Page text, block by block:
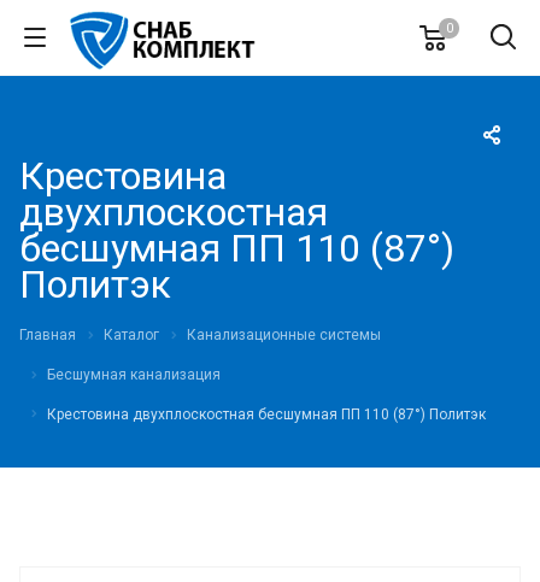
0
Крестовина
двухплоскостная
бесшумная ПП 110 (87°)
Политэк
Главная Каталог Канализационные системы
Бесшумная канализация
Крестовина двухплоскостная бесшумная ПП 110 (87°) Политэк